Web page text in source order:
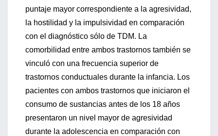
puntaje mayor correspondiente a la agresividad,
la hostilidad y la impulsividad en comparación
con el diagnóstico sólo de TDM. La
comorbilidad entre ambos trastornos también se
vinculó con una frecuencia superior de
trastornos conductuales durante la infancia. Los
pacientes con ambos trastornos que iniciaron el
consumo de sustancias antes de los 18 años
presentaron un nivel mayor de agresividad
durante la adolescencia en comparación con